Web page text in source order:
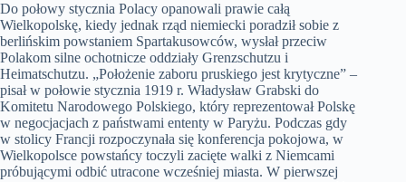
Do połowy stycznia Polacy opanowali prawie całą
Wielkopolskę, kiedy jednak rząd niemiecki poradził sobie z
berlińskim powstaniem Spartakusowców, wysłał przeciw
Polakom silne ochotnicze oddziały Grenzschutzu i
Heimatschutzu. „Położenie zaboru pruskiego jest krytyczne” –
pisał w połowie stycznia 1919 r. Władysław Grabski do
Komitetu Narodowego Polskiego, który reprezentował Polskę
w negocjacjach z państwami ententy w Paryżu. Podczas gdy
w stolicy Francji rozpoczynała się konferencja pokojowa, w
Wielkopolsce powstańcy toczyli zacięte walki z Niemcami
próbującymi odbić utracone wcześniej miasta. W pierwszej